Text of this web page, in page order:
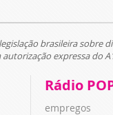
brasileira sobre
expressa do
Rádio
empregos